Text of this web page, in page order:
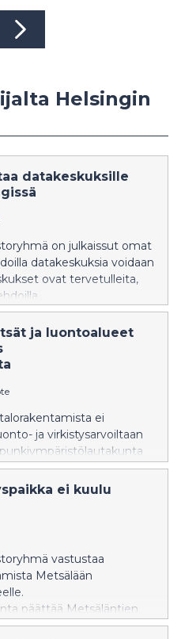
Helsingin
datakeskuksille
on julkaissut omat
datakeskuksia voidaan
ovat tervetulleita,
ja luontoalueet
ei
ja virkistysarvoiltaan
lisäämistä
ei kuulu
vastustaa
Metsälään
päättää Metsäläntien
kokouksessaan